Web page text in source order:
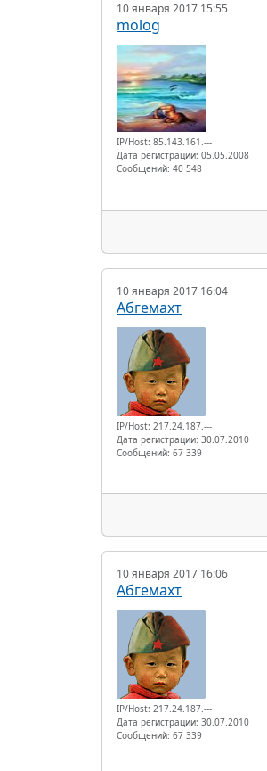
10 января 2017 15:55
molog
IP/Host: 85.143.161.---
Дата регистрации: 05.05.2008
Сообщений: 40 548
10 января 2017 16:04
Абгемахт
IP/Host: 217.24.187.---
Дата регистрации: 30.07.2010
Сообщений: 67 339
10 января 2017 16:06
Абгемахт
IP/Host: 217.24.187.---
Дата регистрации: 30.07.2010
Сообщений: 67 339